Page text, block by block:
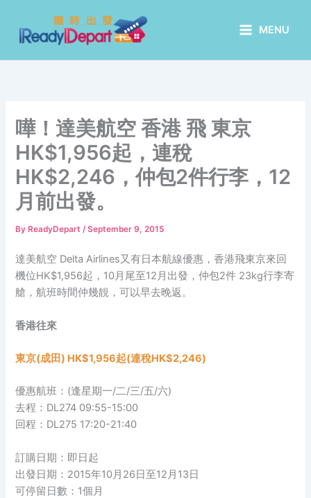
content
MENU
嘩！達美航空 香港 飛 東京
HK$1,956起，連稅
HK$2,246，仲包2件行李，12
月前出發。
By ReadyDepart/September 9, 2015
達美航空 Delta Airlines又有日本航線優惠，香港飛東京來回
機位HK$1,956起，10月尾至12月出發，仲包2件 23kg行李寄
艙，航班時間仲幾靚，可以早去晚返。
香港往來
東京(成田) HK$1,956起(連稅HK$2,246)
優惠航班：(逢星期一/二/三/五/六)
去程：DL274 09:55-15:00
回程：DL275 17:20-21:40
訂購日期：即日起
出發日期：2015年10月26日至12月13日
可停留日數：1個月